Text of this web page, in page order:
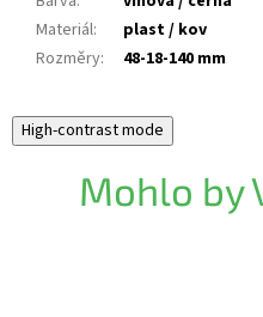
Materiál:
plast / kov
Rozměry: 48-18-140 mm
High-contrast mode
Mohlo by